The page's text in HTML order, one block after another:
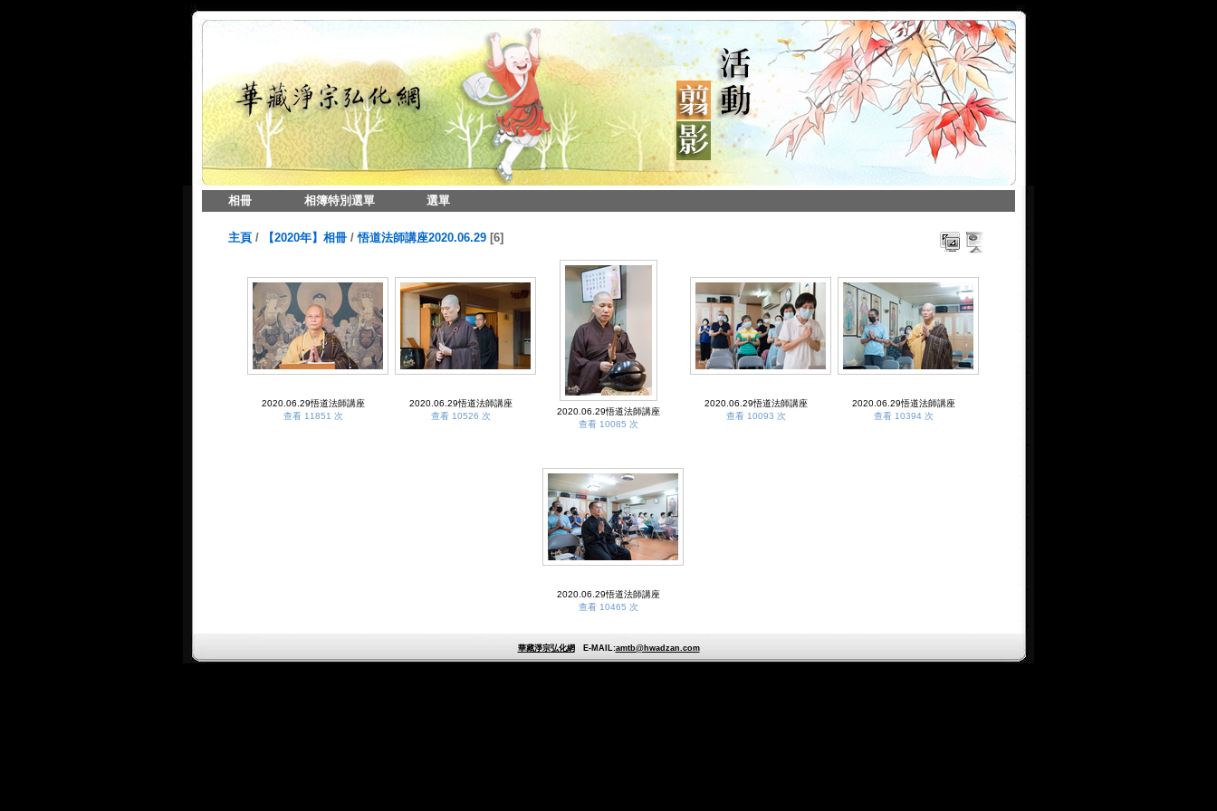
相冊 相簿特別選單 選單
主頁/ 【2020年】相冊/悟道法師講座2020.06.29 6
2020.06.29悟道法師講座
查看 11851 次
2020.06.29悟道法師講座
查看 10526 次
2020.06.29悟道法師講座
查看 10085 次
2020.06.29悟道法師講座
查看 10093 次
2020.06.29悟道法師講座
查看 10394 次
2020.06.29悟道法師講座
查看 10465 次
華藏淨宗弘化網E-MAIL:amtb@hwadzan.com